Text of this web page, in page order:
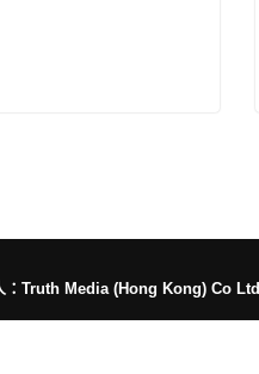
：Truth Media (Hong Kong) Co Ltd